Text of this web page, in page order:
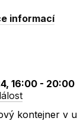
informací
16:00 - 20:00
kontejner v